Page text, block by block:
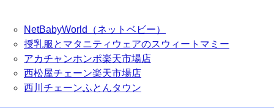
NetBabyWorld（ネットベビー）
授乳服とマタニティウェアのスウィートマミー
アカチャンホンポ楽天市場店
西松屋チェーン楽天市場店
西川チェーンふとんタウン